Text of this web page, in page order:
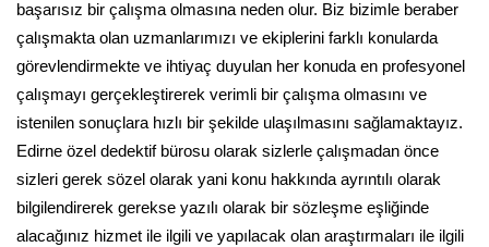
başarısız bir çalışma olmasına neden olur. Biz bizimle beraber
çalışmakta olan uzmanlarımızı ve ekiplerini farklı konularda
görevlendirmekte ve ihtiyaç duyulan her konuda en profesyonel
çalışmayı gerçekleştirerek verimli bir çalışma olmasını ve
istenilen sonuçlara hızlı bir şekilde ulaşılmasını sağlamaktayız.
Edirne özel dedektif bürosu olarak sizlerle çalışmadan önce
sizleri gerek sözel olarak yani konu hakkında ayrıntılı olarak
bilgilendirerek gerekse yazılı olarak bir sözleşme eşliğinde
alacağınız hizmet ile ilgili ve yapılacak olan araştırmaları ile ilgili